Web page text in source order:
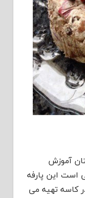
آموزش
است این پارفه
کاسه تهیه می